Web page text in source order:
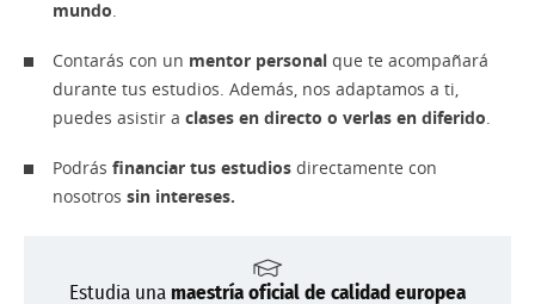
mundo.
Contarás con un mentor personal que te acompañará
durante tus estudios. Además, nos adaptamos a ti,
puedes asistir a clases en directo o verlas en diferido.
Podrás financiar tus estudios directamente con
nosotros sin intereses.
Estudia unamaestría oficial de calidad europea